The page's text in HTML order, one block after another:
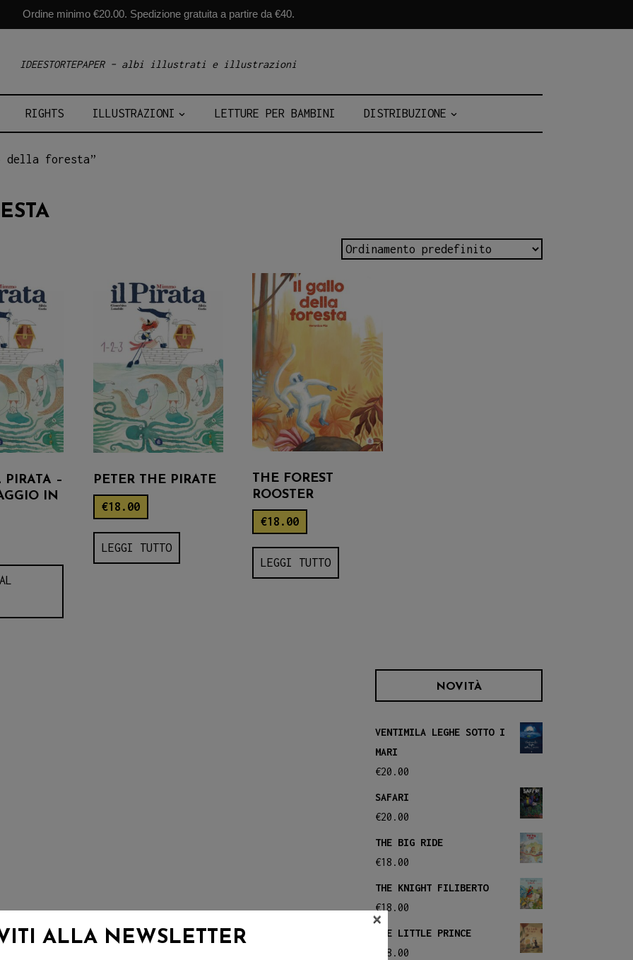
Ordine minimo €20.00. Spedizione gratuita a partire da €40.
IDEESTORTEPAPER – albi illustrati e illustrazioni
RIGHTS ILLUSTRAZIONI LETTURE PER BAMBINI DISTRIBUZIONE
foresta”
–
IN
PETER THE PIRATE
€18.00
LEGGI TUTTO
THE FOREST
ROOSTER
€18.00
LEGGI TUTTO
NOVITÀ
VENTIMILA LEGHE SOTTO I
MARI
€20.00
SAFARI
€20.00
THE BIG RIDE
€18.00
THE KNIGHT FILIBERTO
€18.00
THE LITTLE PRINCE
18.00
ALLA NEWSLETTER
×